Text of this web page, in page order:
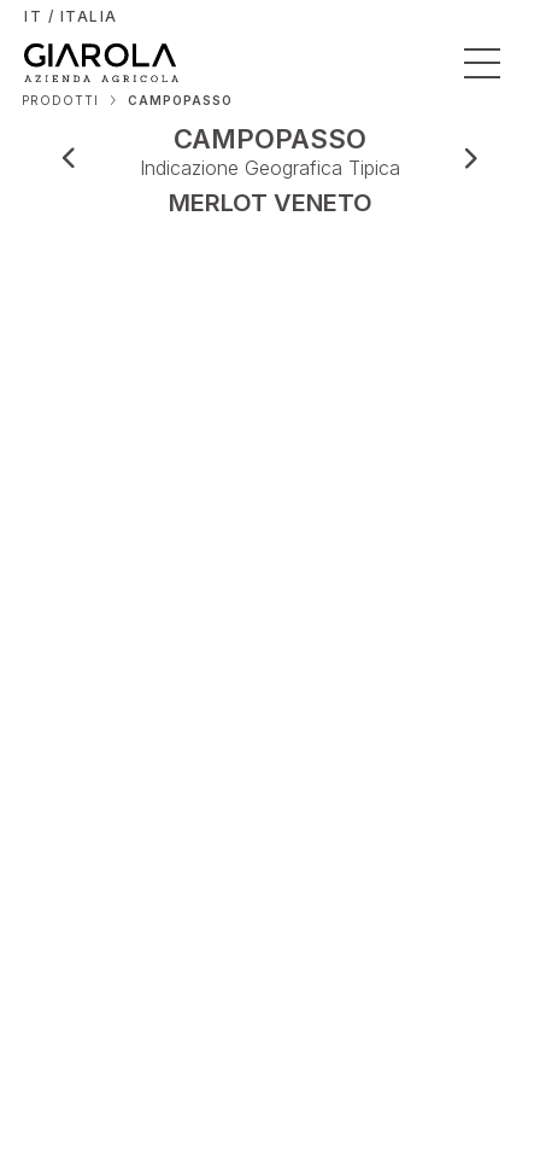
IT / ITALIA
PRODOTTI CAMPOPASSO
CAMPOPASSO
Indicazione Geografica Tipica
MERLOT VENETO